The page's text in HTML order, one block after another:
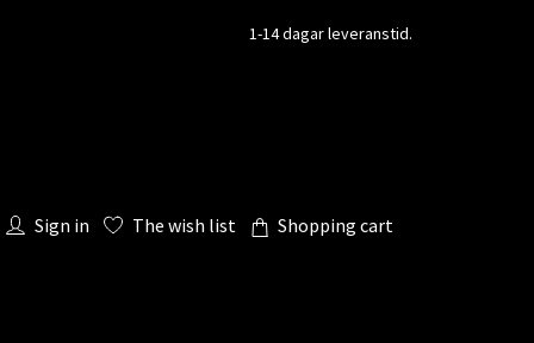
1-14 dagar leveranstid.
Sign in The wish list Shopping cart